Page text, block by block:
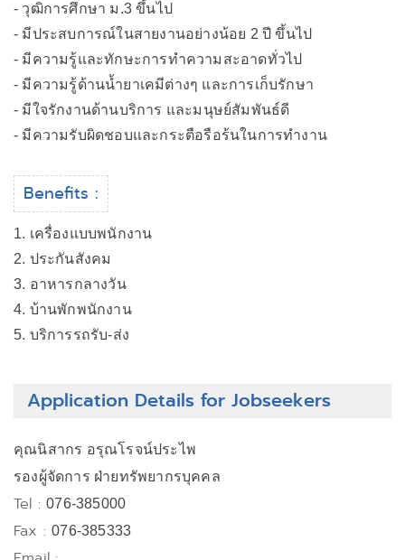
- วุฒิการศึกษา ม.3 ขึ้นไป
- มีประสบการณ์ในสายงานอย่างน้อย 2 ปี ขึ้นไป
- มีความรู้และทักษะการทำความสะอาดทั่วไป
- มีความรู้ด้านน้ำยาเคมีต่างๆ และการเก็บรักษา
- มีใจรักงานด้านบริการ และมนุษย์สัมพันธ์ดี
- มีความรับผิดชอบและกระตือรือร้นในการทำงาน
Benefits :
1. เครื่องแบบพนักงาน
2. ประกันสังคม
3. อาหารกลางวัน
4. บ้านพักพนักงาน
5. บริการรถรับ-ส่ง
Application Details for Jobseekers
คุณนิสากร อรุณโรจน์ประไพ
รองผู้จัดการ ฝ่ายทรัพยากรบุคคล
Tel :076-385000
Fax :076-385333